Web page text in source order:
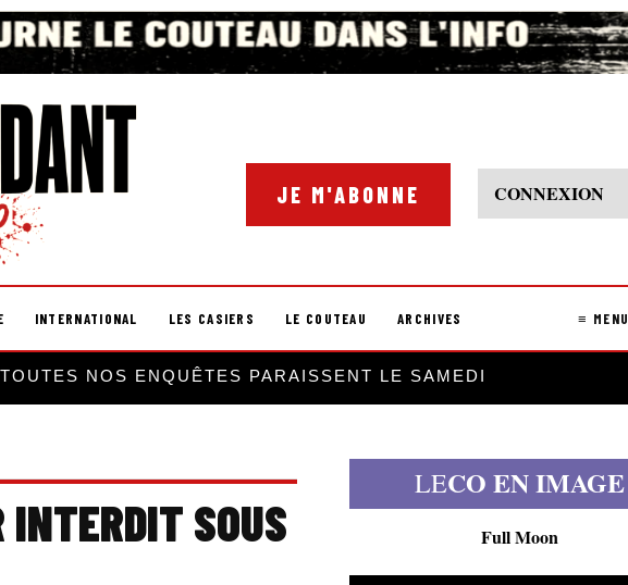
JE M'ABONNE CONNEXION
INTERNATIONAL LES CASIERS LE COUTEAU ARCHIVES ≡ MENU
TOUTES NOS ENQUÊTES PARAISSENT LE SAMEDI
SOUS
LECO EN IMAGE
Full Moon